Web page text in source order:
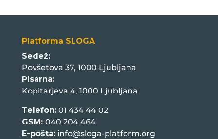
Platforma SLOGA
Sedež:
Povšetova 37, 1000 Ljubljana
Pisarna:
Kopitarjeva 4, 1000 Ljubljana
Telefon:01 434 44 02
GSM: 040 204 464
E-pošta: info@sloga-platform.org